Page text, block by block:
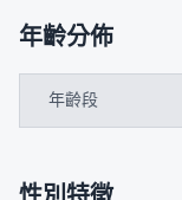
年齡分佈
年齡段